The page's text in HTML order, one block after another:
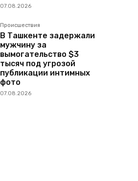
07.08.2026
Происшествия
В Ташкенте задержали
мужчину за
вымогательство $3
тысяч под угрозой
публикации интимных
фото
07.08.2026